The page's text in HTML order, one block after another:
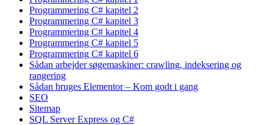
Programmering C# kapitel 2
Programmering C# kapitel 3
Programmering C# kapitel 4
Programmering C# kapitel 5
Programmering C# kapitel 6
Sådan arbejder søgemaskiner: crawling, indeksering og
rangering
Sådan bruges Elementor – Kom godt i gang
SEO
Sitemap
SQL Server Express og C#